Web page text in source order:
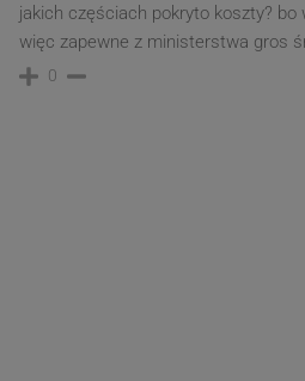
jakich częściach pokryto koszty? bo
więc zapewne z ministerstwa gros
0